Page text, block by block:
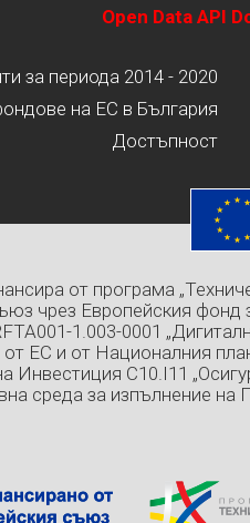
Open Data API
за периода 2014 - 2020
на ЕС в България
Достъпност
от програма
чрез Европейския фонд
1.003-0001
от ЕС и от Националния
Инвестиция C10.I11
среда за изпълнение на